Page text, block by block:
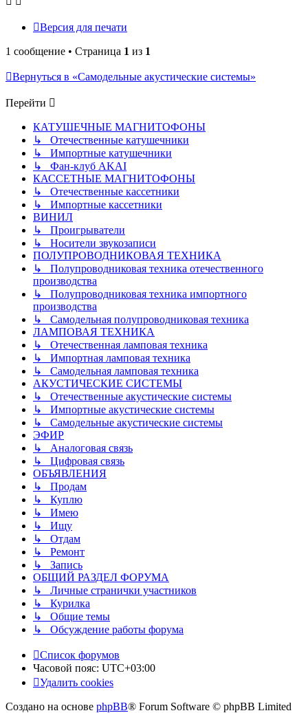
Версия для печати
1 сообщение • Страница 1 из 1
Вернуться в «Самодельные акустические системы»
Перейти
КАТУШЕЧНЫЕ МАГНИТОФОНЫ
↳ Отечественные катушечники
↳ Импортные катушечники
↳ Фан-клуб AKAI
КАССЕТНЫЕ МАГНИТОФОНЫ
↳ Отечественные кассетники
↳ Импортные кассетники
ВИНИЛ
↳ Проигрыватели
↳ Носители звукозаписи
ПОЛУПРОВОДНИКОВАЯ ТЕХНИКА
↳ Полупроводниковая техника отечественного
производства
↳ Полупроводниковая техника импортного
производства
↳ Самодельная полупроводниковая техника
ЛАМПОВАЯ ТЕХНИКА
↳ Отечественная ламповая техника
↳ Импортная ламповая техника
↳ Самодельная ламповая техника
АКУСТИЧЕСКИЕ СИСТЕМЫ
↳ Отечественные акустические системы
↳ Импортные акустические системы
↳ Самодельные акустические системы
ЭФИР
↳ Аналоговая связь
↳ Цифровая связь
ОБЪЯВЛЕНИЯ
↳ Продам
↳ Куплю
↳ Имею
↳ Ищу
↳ Отдам
↳ Ремонт
↳ Запись
ОБЩИЙ РАЗДЕЛ ФОРУМА
↳ Личные странички участников
↳ Курилка
↳ Общие темы
↳ Обсуждение работы форума
Список форумов
Часовой пояс: UTC+03:00
Удалить cookies
Создано на основе phpBB® Forum Software © phpBB Limited